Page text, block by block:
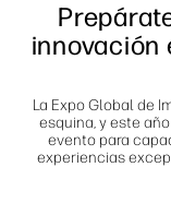
innovación
La Expo Global de
esquina, y este
evento para
experiencias